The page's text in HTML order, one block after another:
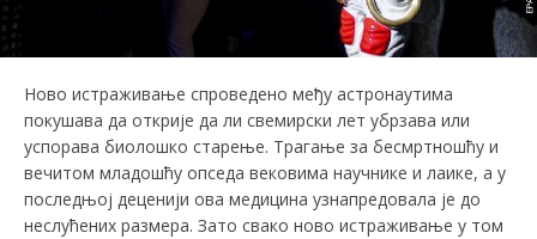
Ново истраживање спроведено међу астронаутима
покушава да открије да ли свемирски лет убрзава или
успорава биолошко старење. Трагање за бесмртношћу и
вечитом младошћу опседа вековима научнике и лаике, а у
последњој деценији ова медицина узнапредовала је до
неслућених размера. Зато свако ново истраживање у том